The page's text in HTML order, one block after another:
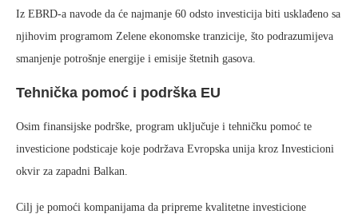
Iz EBRD-a navode da će najmanje 60 odsto investicija biti usklađeno sa
njihovim programom Zelene ekonomske tranzicije, što podrazumijeva
smanjenje potrošnje energije i emisije štetnih gasova.
Tehnička pomoć i podrška EU
Osim finansijske podrške, program uključuje i tehničku pomoć te
investicione podsticaje koje podržava Evropska unija kroz Investicioni
okvir za zapadni Balkan.
Cilj je pomoći kompanijama da pripreme kvalitetne investicione